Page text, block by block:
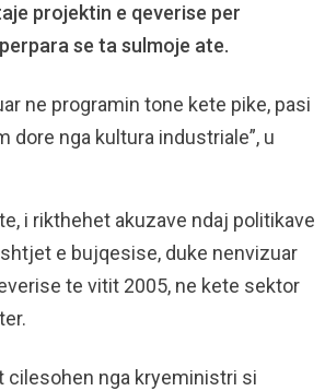
projektin e qeverise per
se ta sulmoje ate.
ne programin tone kete pike, pasi
dore nga kultura industriale”, u
i rikthehet akuzave ndaj politikave
e bujqesise, duke nenvizuar
te vitit 2005, ne kete sektor
cilesohen nga kryeministri si